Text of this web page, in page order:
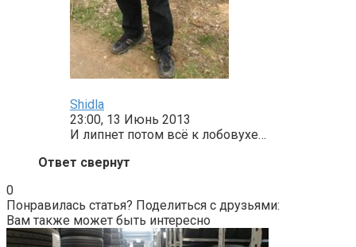
Shidla
23:00, 13 Июнь 2013
И липнет потом всё к лобовухе…
Ответ свернут
0
Понравилась статья? Поделиться с друзьями:
Вам также может быть интересно